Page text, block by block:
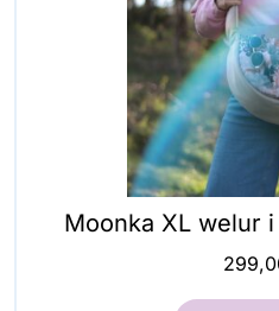
Moonka XL welur